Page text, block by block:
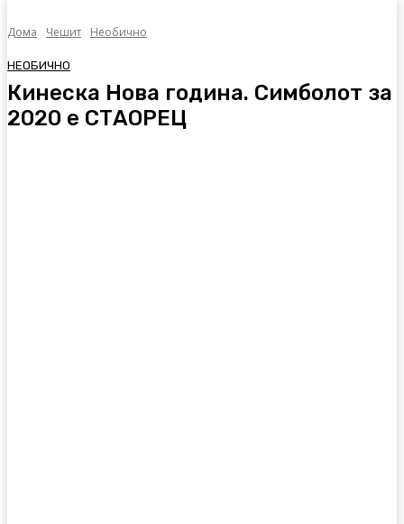
Дома Чешит Необично
НЕОБИЧНО
Кинеска Нова година. Симболот за
2020 е СТАОРЕЦ